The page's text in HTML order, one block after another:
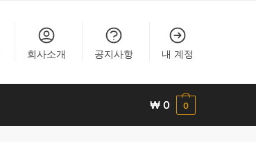
회사소개 공지사항 내 계정
₩ 0 0